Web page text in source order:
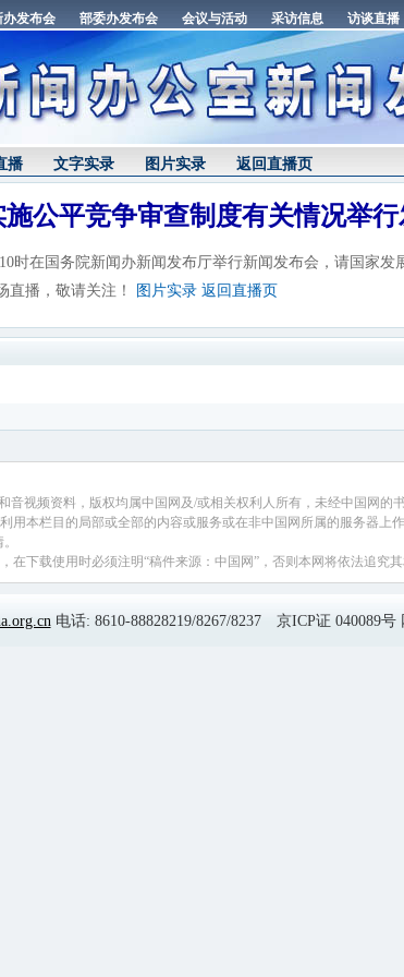
播 文字实录 图片实录 返回直播页
公平竞争审查制度有关情况举
在国务院新闻办新闻发布厅举行新闻发布会，请国家发
直播，敬请关注！
图片实录 返回直播页